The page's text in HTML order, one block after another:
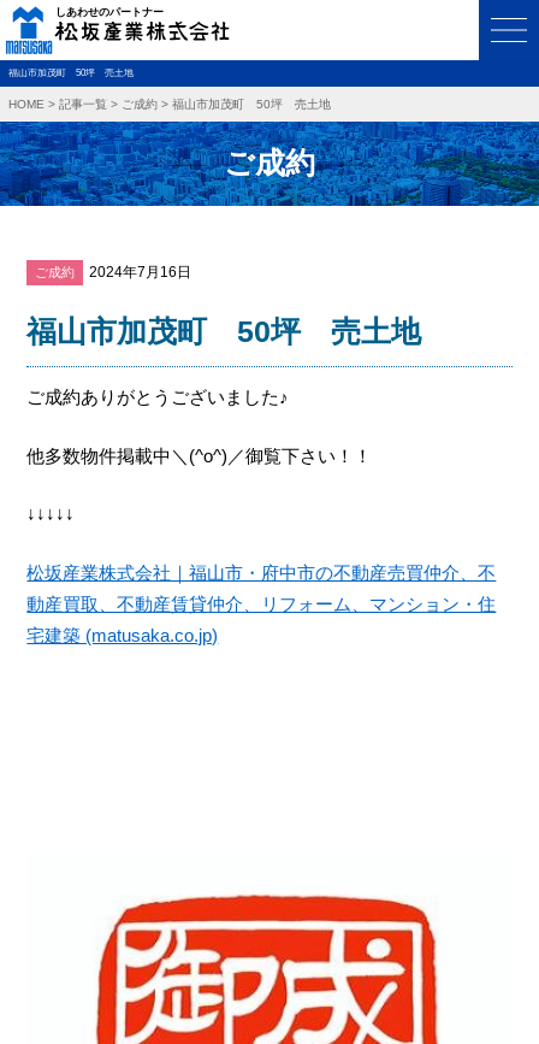
福山市加茂町 50坪 売土地
HOME > 記事一覧 > ご成約 > 福山市加茂町 50坪 売土地
ご成約
ご成約 2024年7月16日
福山市加茂町 50坪 売土地
ご成約ありがとうございました♪
他多数物件掲載中＼(^o^)／御覧下さい！！
↓↓↓↓↓
松坂産業株式会社｜福山市・府中市の不動産売買仲介、不
動産買取、不動産賃貸仲介、リフォーム、マンション・住
宅建築 (matusaka.co.jp)